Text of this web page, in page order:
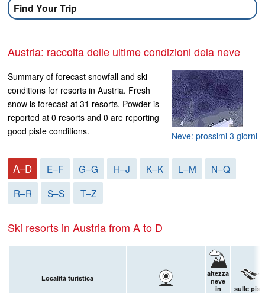
Find Your Trip
Austria: raccolta delle ultime condizioni dela neve
Neve: prossimi 3 giorni
Summary of forecast snowfall and ski
conditions for resorts in Austria. Fresh
snow is forecast at 31 resorts. Powder is
reported at 0 resorts and 0 are reporting
good piste conditions.
A–D E–F G–G H–J K–K L–M
N–Q
R–R
S–S T–Z
Ski resorts in Austria from A to D
Località turistica
altezza
neve
in
sulle